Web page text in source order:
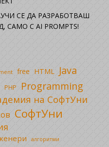
СЕ ДА РАЗРАБОТВАШ
С AI PROMPTS!
free HTML Java
PHP Programming
на СофтУни
СофтУни
алгоритми